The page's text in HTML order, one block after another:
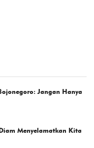
Jangan Hanya
Menyelamatkan Kita